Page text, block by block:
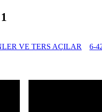
VE TERS AÇILAR 6-